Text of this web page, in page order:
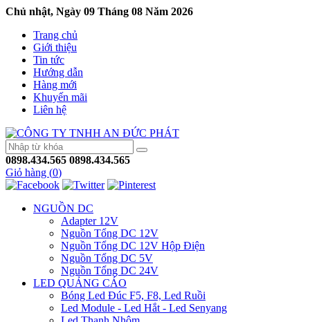
Chủ nhật, Ngày 09 Tháng 08 Năm 2026
Trang chủ
Giới thiệu
Tin tức
Hướng dẫn
Hàng mới
Khuyến mãi
Liên hệ
0898.434.565 0898.434.565
Giỏ hàng (0)
NGUỒN DC
Adapter 12V
Nguồn Tổng DC 12V
Nguồn Tổng DC 12V Hộp Điện
Nguồn Tổng DC 5V
Nguồn Tổng DC 24V
LED QUẢNG CÁO
Bóng Led Đúc F5, F8, Led Ruồi
Led Module - Led Hắt - Led Senyang